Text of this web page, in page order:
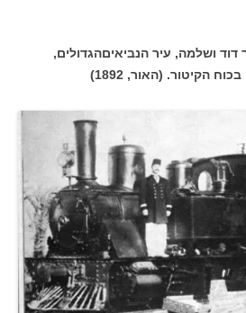
דוד ושלמה, עיר הנביאיםהגדולים,
הקיטור. (האור, 1892)